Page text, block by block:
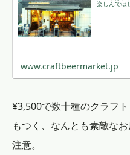
楽しんでほ
しています。
www.craftbeermarket.jp
¥3,500で数十種のクラフ
もつく、なんとも素敵な
注意。